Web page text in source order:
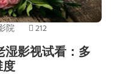
院 212
湿影视试看：多
度